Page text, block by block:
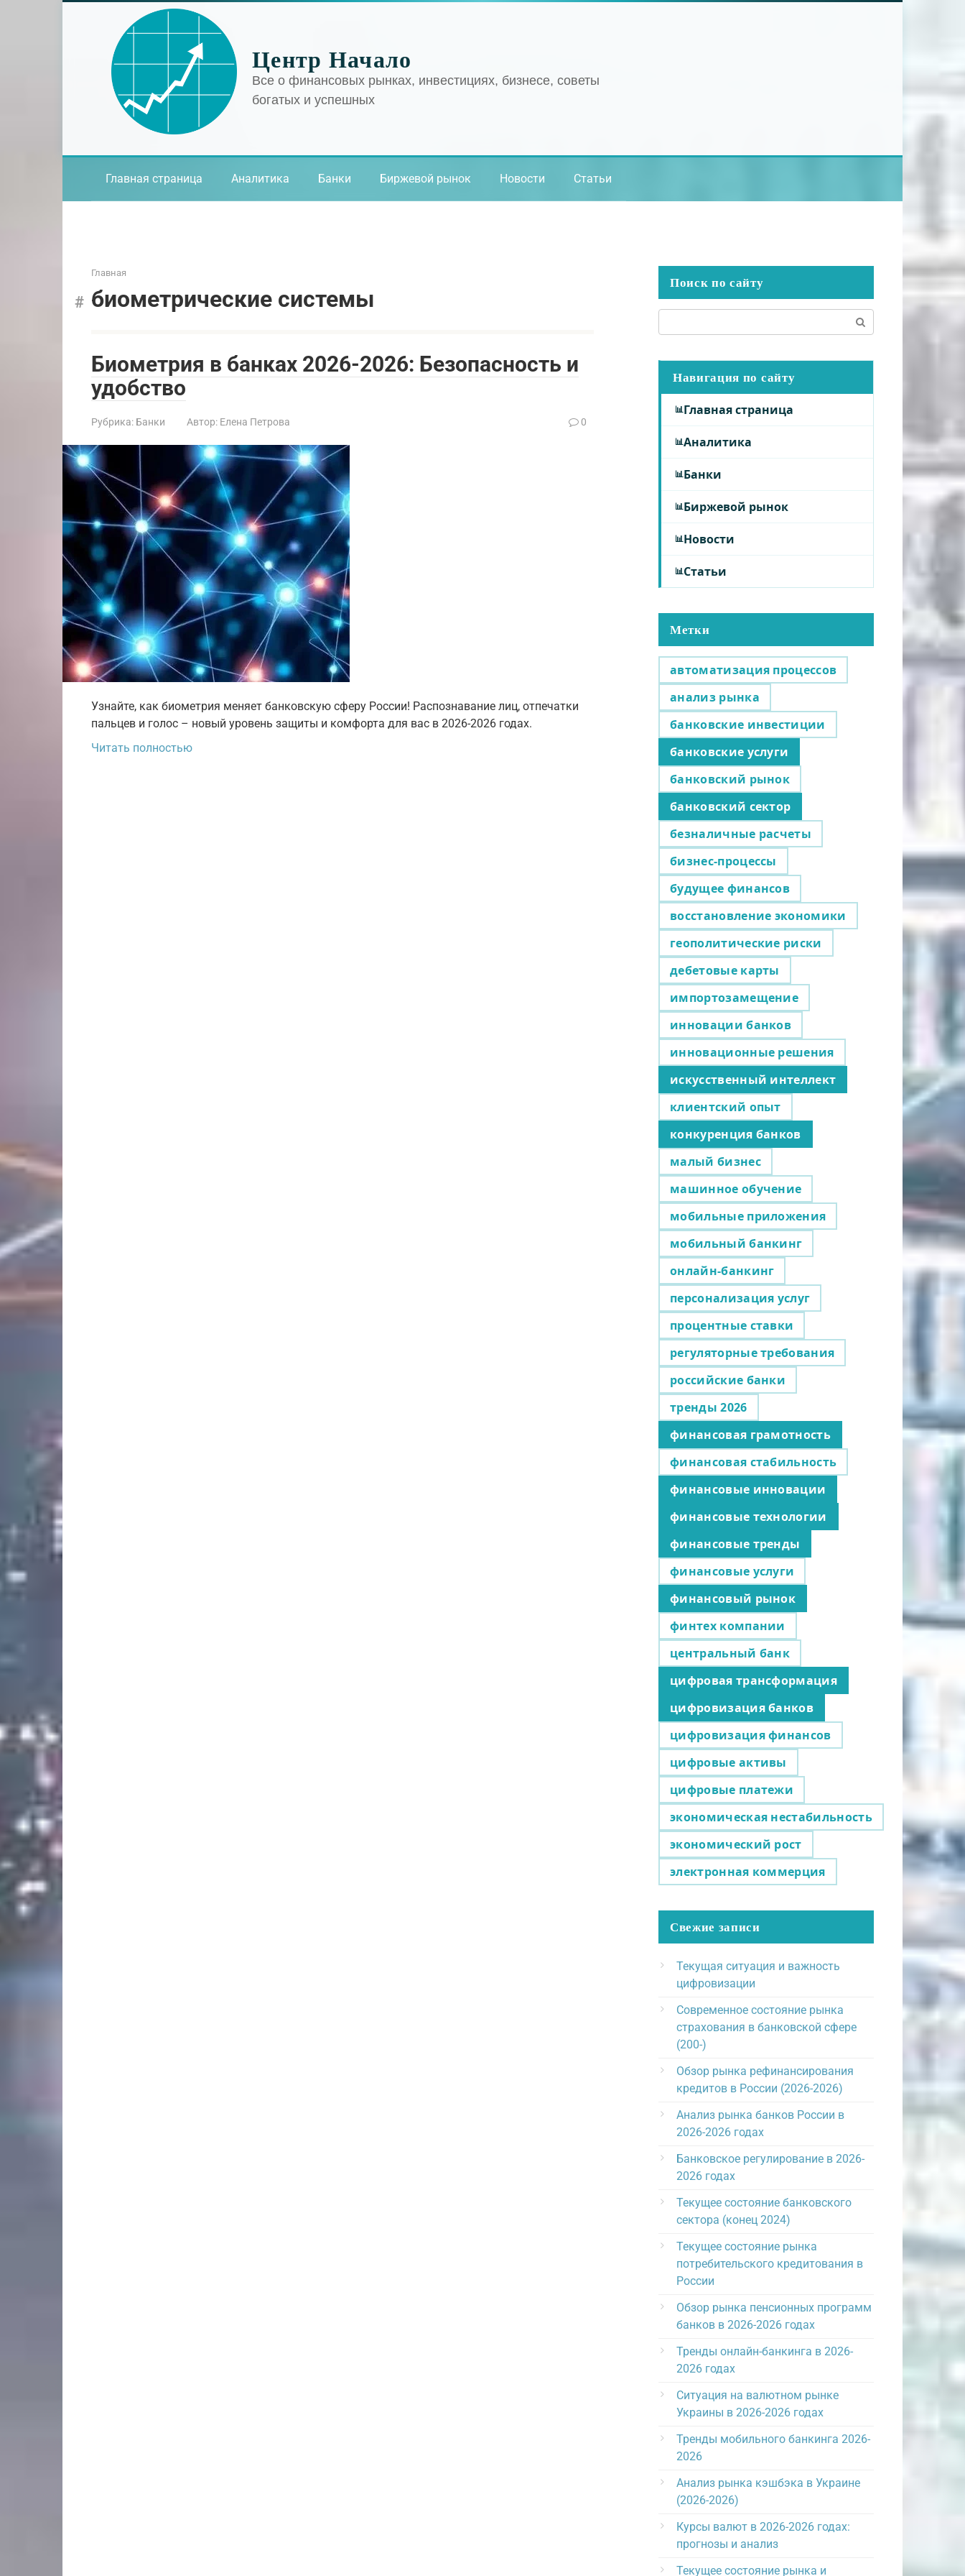
Центр Начало
Все о финансовых рынках, инвестициях, бизнесе, советы
богатых и успешных
Главная страница Аналитика Банки Биржевой рынок Новости Статьи
Главная
биометрические системы
Биометрия в банках 2026-2026: Безопасность и
удобство
Рубрика: Банки Автор: Елена Петрова 0
Узнайте, как биометрия меняет банковскую сферу России! Распознавание лиц, отпечатки
пальцев и голос – новый уровень защиты и комфорта для вас в 2026-2026 годах.
Читать полностью
Поиск по сайту
Навигация по сайту
Главная страница
Аналитика
Банки
Биржевой рынок
Новости
Статьи
Метки
автоматизация процессов
анализ рынка
банковские инвестиции
банковские услуги
банковский рынок
банковский сектор
безналичные расчеты
бизнес-процессы
будущее финансов
восстановление экономики
геополитические риски
дебетовые карты
импортозамещение
инновации банков
инновационные решения
искусственный интеллект
клиентский опыт
конкуренция банков
малый бизнес
машинное обучение
мобильные приложения
мобильный банкинг
онлайн-банкинг
персонализация услуг
процентные ставки
регуляторные требования
российские банки
тренды 2026
финансовая грамотность
финансовая стабильность
финансовые инновации
финансовые технологии
финансовые тренды
финансовые услуги
финансовый рынок
финтех компании
центральный банк
цифровая трансформация
цифровизация банков
цифровизация финансов
цифровые активы
цифровые платежи
экономическая нестабильность
экономический рост
электронная коммерция
Свежие записи
Текущая ситуация и важность
цифровизации
Современное состояние рынка
страхования в банковской сфере
(200-)
Обзор рынка рефинансирования
кредитов в России (2026-2026)
Анализ рынка банков России в
2026-2026 годах
Банковское регулирование в 2026-
2026 годах
Текущее состояние банковского
сектора (конец 2024)
Текущее состояние рынка
потребительского кредитования в
России
Обзор рынка пенсионных программ
банков в 2026-2026 годах
Тренды онлайн-банкинга в 2026-
2026 годах
Ситуация на валютном рынке
Украины в 2026-2026 годах
Тренды мобильного банкинга 2026-
2026
Анализ рынка кэшбэка в Украине
(2026-2026)
Курсы валют в 2026-2026 годах:
прогнозы и анализ
Текущее состояние рынка и